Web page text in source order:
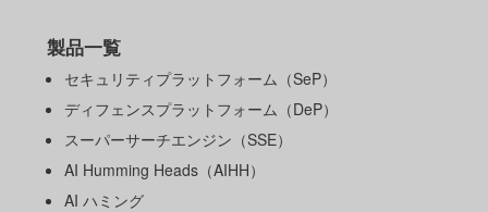
製品一覧
セキュリティプラットフォーム（SeP）
ディフェンスプラットフォーム（DeP）
スーパーサーチエンジン（SSE）
AI Humming Heads（AIHH）
AI ハミング